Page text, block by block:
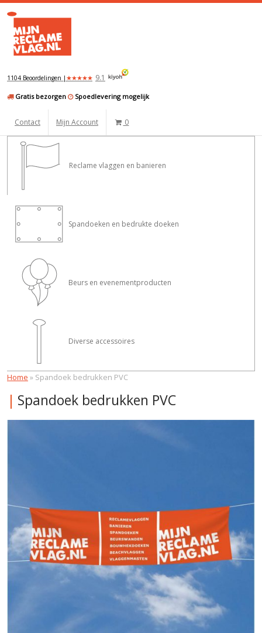
1104 Beoordelingen | ★★★★★ 9.1
Gratis bezorgen Spoedlevering mogelijk
Contact Mijn Account 0
Reclame vlaggen en banieren
Spandoeken en bedrukte doeken
Beurs en evenementproducten
Diverse accessoires
Home » Spandoek bedrukken PVC
Spandoek bedrukken PVC